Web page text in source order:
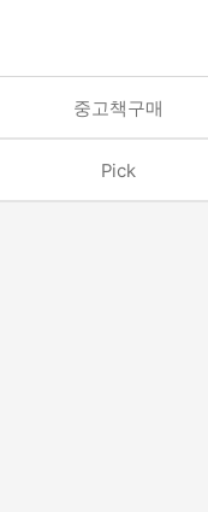
중고책구매
Pick